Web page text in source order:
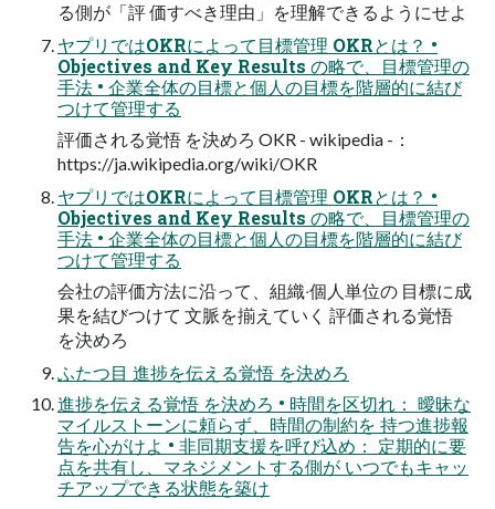
る側が「評 価すべき理由」を理解できるようにせよ
ヤプリではOKRによって⽬標管理 OKRとは？ •
Objectives and Key Results の略で、⽬標管理の
⼿法 • 企業全体の⽬標と個⼈の⽬標を階層的に結び
つけて管理する
評価される覚悟 を決めろ OKR - wikipedia -：
https://ja.wikipedia.org/wiki/OKR
ヤプリではOKRによって⽬標管理 OKRとは？ •
Objectives and Key Results の略で、⽬標管理の
⼿法 • 企業全体の⽬標と個⼈の⽬標を階層的に結び
つけて管理する
会社の評価⽅法に沿って、組織‧個⼈単位の ⽬標に成
果を結びつけて ⽂脈を揃えていく 評価される覚悟
を決めろ
ふたつ⽬ 進捗を伝える覚悟 を決めろ
進捗を伝える覚悟 を決めろ • 時間を区切れ： 曖昧な
マイルストーンに頼らず、時間の制約を 持つ進捗報
告を⼼がけよ • ⾮同期⽀援を呼び込め： 定期的に要
点を共有し、マネジメントする側が いつでもキャッ
チアップできる状態を築け